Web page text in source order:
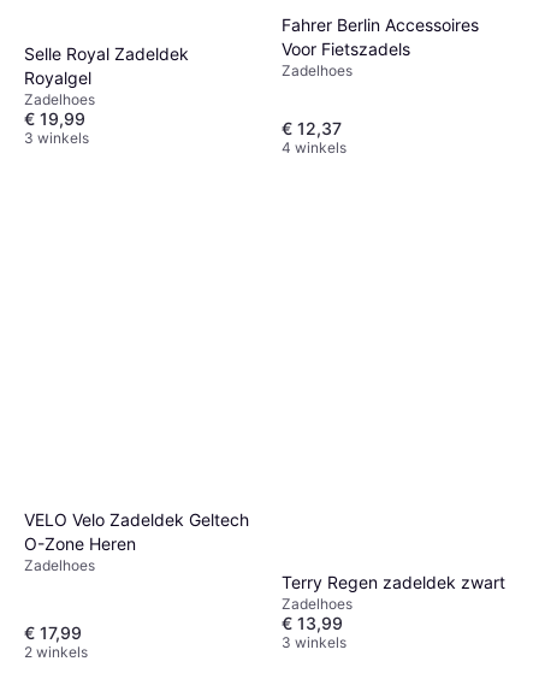
Selle Royal Zadeldek
Royalgel
Zadelhoes
€ 19,99
3 winkels
Fahrer Berlin Accessoires
Voor Fietszadels
Zadelhoes
€ 12,37
4 winkels
VELO Velo Zadeldek Geltech
O-Zone Heren
Zadelhoes
€ 17,99
2 winkels
Terry Regen zadeldek zwart
Zadelhoes
€ 13,99
3 winkels